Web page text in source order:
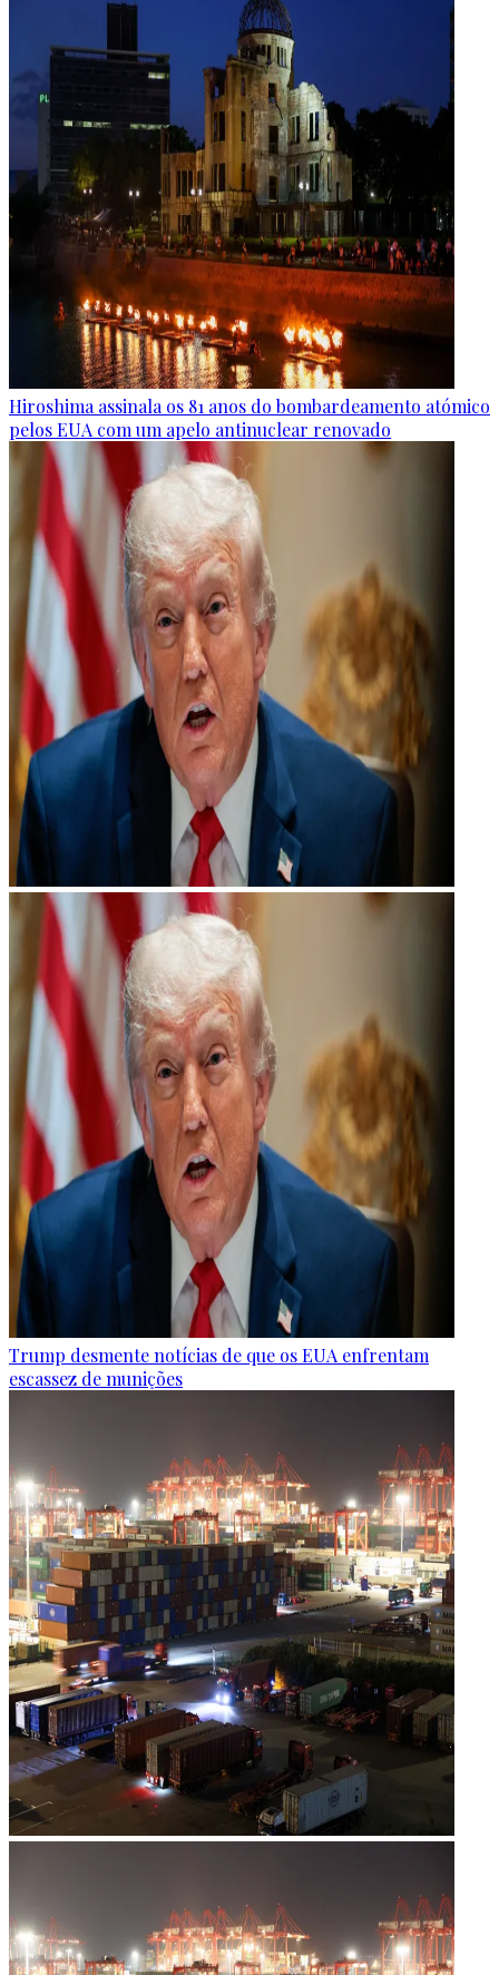
Hiroshima assinala os 81 anos do bombardeamento atómico
pelos EUA com um apelo antinuclear renovado
Trump desmente notícias de que os EUA enfrentam
escassez de munições